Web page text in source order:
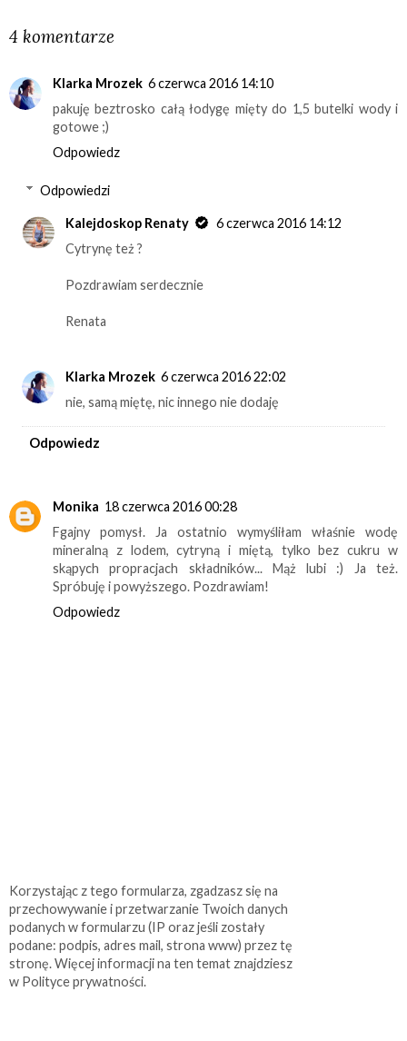
4 komentarze
Klarka Mrozek 6 czerwca 2016 14:10
pakuję beztrosko całą łodygę mięty do 1,5 butelki wody i
gotowe ;)
Odpowiedz
Odpowiedzi
Kalejdoskop Renaty
6 czerwca 2016 14:12
Cytrynę też ?
Pozdrawiam serdecznie
Renata
Klarka Mrozek 6 czerwca 2016 22:02
nie, samą miętę, nic innego nie dodaję
Odpowiedz
Monika 18 czerwca 2016 00:28
Fgajny pomysł. Ja ostatnio wymyśliłam właśnie wodę
mineralną z lodem, cytryną i miętą, tylko bez cukru w
skąpych propracjach składników... Mąż lubi :) Ja też.
Spróbuję i powyższego. Pozdrawiam!
Odpowiedz
Korzystając z tego formularza, zgadzasz się na
przechowywanie i przetwarzanie Twoich danych
podanych w formularzu (IP oraz jeśli zostały
podane: podpis, adres mail, strona www) przez tę
stronę. Więcej informacji na ten temat znajdziesz
w Polityce prywatności.